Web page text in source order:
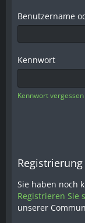
Benutzername
Kennwort
Kennwort vergessen
Registrierung
Sie haben noch
Registrieren Sie
unserer